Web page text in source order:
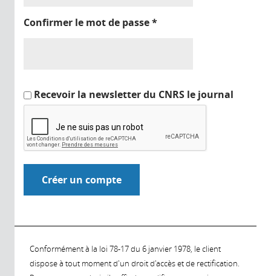
Confirmer le mot de passe*
Recevoir la newsletter du CNRS le journal
Conformément à la loi 78-17 du 6 janvier 1978, le client
dispose à tout moment d'un droit d'accès et de rectification.